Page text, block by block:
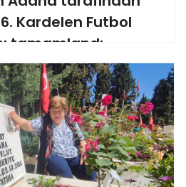
Kardelen Futbol
tamamlandı